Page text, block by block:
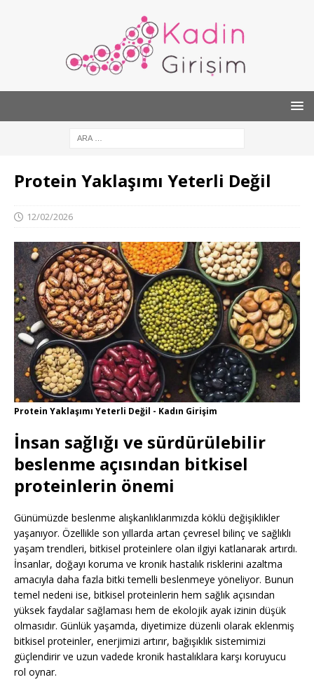
Protein Yaklaşımı Yeterli Değil
12/02/2026
Protein Yaklaşımı Yeterli Değil - Kadın Girişim
İnsan sağlığı ve sürdürülebilir
beslenme açısından bitkisel
proteinlerin önemi
Günümüzde beslenme alışkanlıklarımızda köklü değişiklikler
yaşanıyor. Özellikle son yıllarda artan çevresel bilinç ve sağlıklı
yaşam trendleri, bitkisel proteinlere olan ilgiyi katlanarak artırdı.
İnsanlar, doğayı koruma ve kronik hastalık risklerini azaltma
amacıyla daha fazla bitki temelli beslenmeye yöneliyor. Bunun
temel nedeni ise, bitkisel proteinlerin hem sağlık açısından
yüksek faydalar sağlaması hem de ekolojik ayak izinin düşük
olmasıdır. Günlük yaşamda, diyetimize düzenli olarak eklenmiş
bitkisel proteinler, enerjimizi artırır, bağışıklık sistemimizi
güçlendirir ve uzun vadede kronik hastalıklara karşı koruyucu
rol oynar.